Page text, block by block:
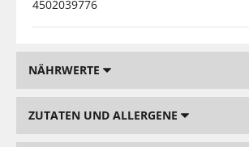
4502039776
NÄHRWERTE
ZUTATEN UND ALLERGENE